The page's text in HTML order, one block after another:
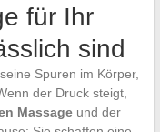
für Ihr
sind
Spuren im Körper,
der Druck steigt,
Massageund der